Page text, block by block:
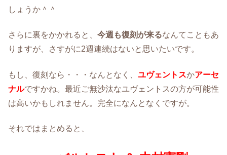
しょうか＾＾
さらに裏をかかれると、 今週も復刻が来るなんてこともあ
りますが、さすがに2週連続はないと思いたいです。
もし、復刻なら・・・なんとなく、 ユヴェントスかアーセ
ナルですかね。最近ご無沙汰なユヴェントスの方が可能性
は高いかもしれません。完全になんとなくですが。
それではまとめると、